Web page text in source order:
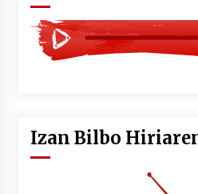
da
2026/07/07
2026/07/03
Izan Bilbo